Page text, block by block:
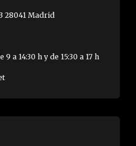
28041 Madrid
a 14:30 h y de 15:30 a 17 h